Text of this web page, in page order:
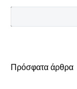
Πρόσφατα άρθρα